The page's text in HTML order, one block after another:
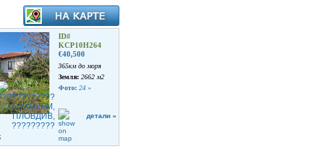
ID#
KCP10H264
€40,500
365км до моря
Земля: 2662 м2
Фото: 24 »
детали »